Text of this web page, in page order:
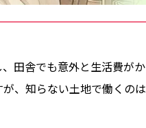
田舎でも意外と生活費がか
、知らない土地で働くのは